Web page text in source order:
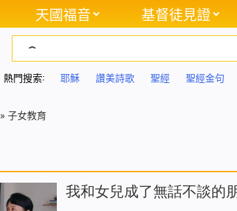
天國福音 基督徒見證
熱門搜索: 耶穌 讚美詩歌 聖經 聖經金句
» 子女教育
我和女兒成了無話不談的